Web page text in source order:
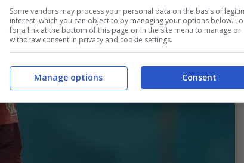
Some vendors may process your personal data on the basis of
interest, which you can object to by managing your options below.
for a link at the bottom of this page or in the site menu to manage or
withdraw consent in privacy and cookie settings.
Consent
Manage options